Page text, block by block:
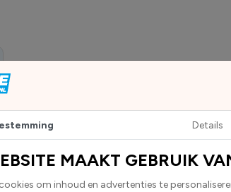
als rechthoekige stickers en zijn
op gladde oppervlakken zoals auto’s,
folie, hecht deze sticker betrouwbaar
Details
MAAKT GEBRUIK
om inhoud en advertenties te